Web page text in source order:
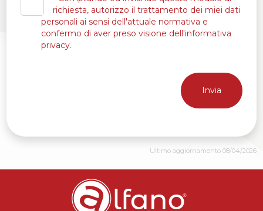
richiesta, autorizzo il trattamento dei miei dati
personali ai sensi dell'attuale normativa e
confermo di aver preso visione dell'informativa
privacy.
Invia
Ultimo aggiornamento 08/04/2026